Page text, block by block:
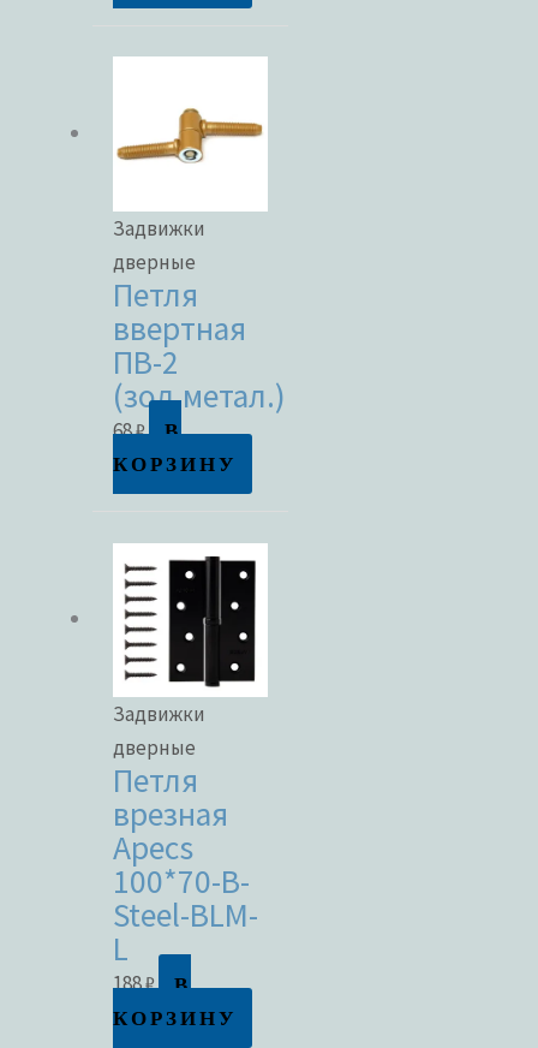
Задвижки
дверные
Петля
ввертная
ПВ-2
(зол.метал.)
68₽
В
КОРЗИНУ
Задвижки
дверные
Петля
врезная
Apecs
100*70-B-
Steel-BLM-
L
188₽
В
КОРЗИНУ